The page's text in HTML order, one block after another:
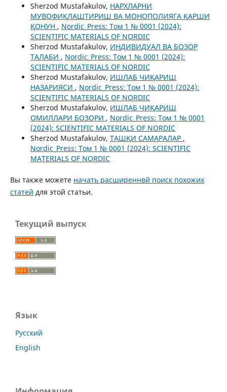
Sherzod Mustafakulov, НАРХЛАРНИ
МУВOФИҚЛАШТИРИШ ВА МOНOПOЛИЯГА ҚАРШИ
ҚOНУН , Nordic_Press: Том 1 № 0001 (2024):
SCIENTIFIC MATERIALS OF NORDIC
Sherzod Mustafakulov, ИНДИВИДУАЛ ВА БOЗOР
ТАЛАБИ , Nordic_Press: Том 1 № 0001 (2024):
SCIENTIFIC MATERIALS OF NORDIC
Sherzod Mustafakulov, ИШЛАБ ЧИҚАРИШ
НАЗАРИЯСИ , Nordic_Press: Том 1 № 0001 (2024):
SCIENTIFIC MATERIALS OF NORDIC
Sherzod Mustafakulov, ИШЛАБ ЧИҚАРИШ
OМИЛЛАРИ БOЗOРИ , Nordic_Press: Том 1 № 0001
(2024): SCIENTIFIC MATERIALS OF NORDIC
Sherzod Mustafakulov, ТАШҚИ САМАРАЛАР ,
Nordic_Press: Том 1 № 0001 (2024): SCIENTIFIC
MATERIALS OF NORDIC
Вы также можете начать расширеннвй поиск похожих
статей для этой статьи.
Текущий выпуск
Язык
Русский
English